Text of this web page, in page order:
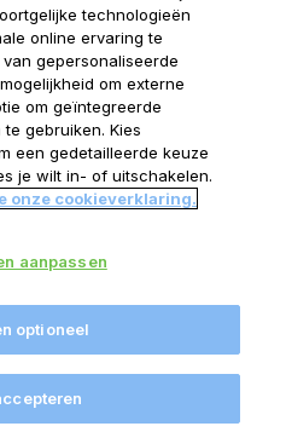
InstagramYouTube
technologieën
online ervaring te
gepersonaliseerde
om externe
om geïntegreerde
gebruiken. Kies
een gedetailleerde keuze
je wilt in- of uitschakelen.
onze cookieverklaring.
aanpassen
optioneel